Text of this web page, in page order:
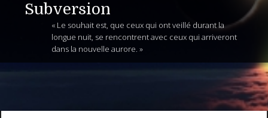
Subversion
« Le souhait est, que ceux qui ont veillé durant la
longue nuit, se rencontrent avec ceux qui arriveront
dans la nouvelle aurore. »